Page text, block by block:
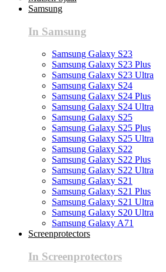
Samsung
In Samsung
Samsung Galaxy S23
Samsung Galaxy S23 Plus
Samsung Galaxy S23 Ultra
Samsung Galaxy S24
Samsung Galaxy S24 Plus
Samsung Galaxy S24 Ultra
Samsung Galaxy S25
Samsung Galaxy S25 Plus
Samsung Galaxy S25 Ultra
Samsung Galaxy S22
Samsung Galaxy S22 Plus
Samsung Galaxy S22 Ultra
Samsung Galaxy S21
Samsung Galaxy S21 Plus
Samsung Galaxy S21 Ultra
Samsung Galaxy S20 Ultra
Samsung Galaxy A71
Screenprotectors
In Screenprotectors